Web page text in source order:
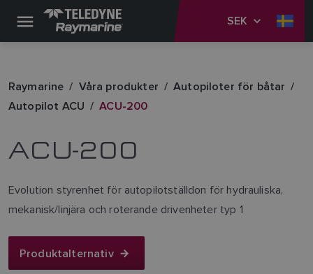
SEK
Raymarine Våra produkter
Autopiloter för båtar
Autopilot ACU
ACU-200
ACU-200
Evolution styrenhet för autopilotställdon för hydrauliska,
mekanisk/linjära och roterande drivenheter typ 1
Produktalternativ